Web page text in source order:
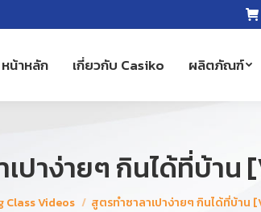
หน้าหลัก เกี่ยวกับ Casiko ผลิตภัณฑ์
ปาง่ายๆ กินได้ที่บ้าน
Class Videos สูตรทำซาลาเปาง่ายๆ กินได้ที่บ้าน